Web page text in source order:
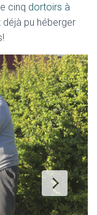
cinq dortoirs à
pu héberger